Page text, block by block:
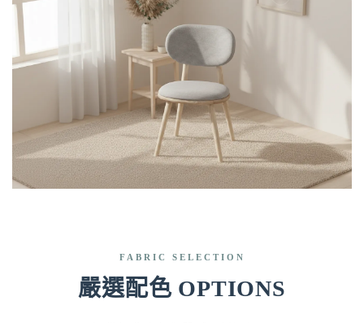
FABRIC SELECTION
嚴選配色 OPTIONS